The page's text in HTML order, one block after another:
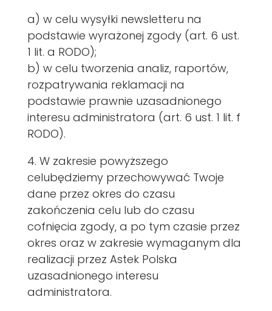
a) w celu wysyłki newsletteru na
podstawie wyrażonej zgody (art. 6 ust.
1 lit. a RODO);
b) w celu tworzenia analiz, raportów,
rozpatrywania reklamacji na
podstawie prawnie uzasadnionego
interesu administratora (art. 6 ust. 1 lit. f
RODO).
4. W zakresie powyższego
celubędziemy przechowywać Twoje
dane przez okres do czasu
zakończenia celu lub do czasu
cofnięcia zgody, a po tym czasie przez
okres oraz w zakresie wymaganym dla
realizacji przez Astek Polska
uzasadnionego interesu
administratora.